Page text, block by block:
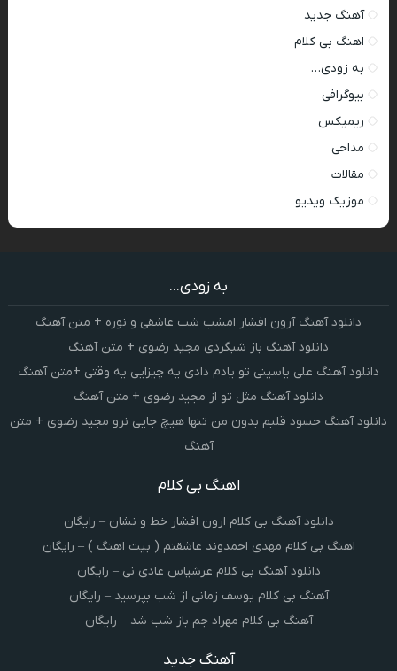
آهنگ جدید
اهنگ بی کلام
به زودی…
بیوگرافی
ریمیکس
مداحی
مقالات
موزیک ویدیو
به زودی...
دانلود آهنگ آرون افشار امشب شب عاشقی و نوره + متن آهنگ
دانلود آهنگ باز شبگردی مجید رضوی + متن آهنگ
دانلود آهنگ علی یاسینی تو یادم دادی یه چیزایی یه وقتی +متن آهنگ
دانلود آهنگ مثل تو از مجید رضوی + متن آهنگ
دانلود آهنگ حسود قلبم بدون من تنها هیچ جایی نرو مجید رضوی + متن
آهنگ
اهنگ بی کلام
دانلود آهنگ بی کلام ارون افشار خط و نشان – رایگان
اهنگ بی کلام مهدی احمدوند عاشقتم ( بیت اهنگ ) – رایگان
دانلود آهنگ بی کلام عرشیاس عادی نی – رایگان
آهنگ بی کلام یوسف زمانی از شب بپرسید – رایگان
آهنگ بی کلام مهراد جم باز شب شد – رایگان
آهنگ جدید